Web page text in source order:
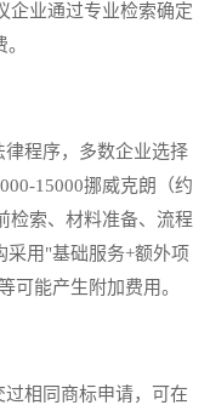
企业通过专业检索确定
程序，多数企业选择
15000挪威克朗（约
检索、材料准备、流程
采用"基础服务+额外项
可能产生附加费用。
相同商标申请，可在